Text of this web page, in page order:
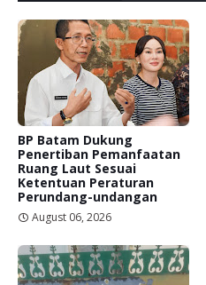
BP Batam Dukung
Penertiban Pemanfaatan
Ruang Laut Sesuai
Ketentuan Peraturan
Perundang-undangan
August 06, 2026